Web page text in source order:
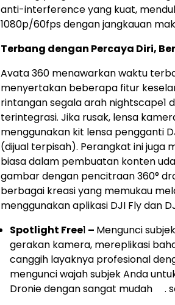
anti-interference yang kuat,
1080p/60fps dengan jangkauan
Terbang dengan Percaya Diri,
Avata 360 menawarkan waktu
menyertakan beberapa fitur
rintangan segala arah nightscape1
terintegrasi. Jika rusak, lensa
menggunakan kit lensa pengganti
(dijual terpisah). Perangkat ini juga
biasa dalam pembuatan konten
gambar dengan pencitraan 360°
berbagai kreasi yang memukau
menggunakan aplikasi DJI Fly dan
Spotlight Free1 – Mengunci
gerakan kamera, mereplikasi
canggih layaknya profesional
mengunci wajah subjek Anda
Dronie dengan sangat mudah .